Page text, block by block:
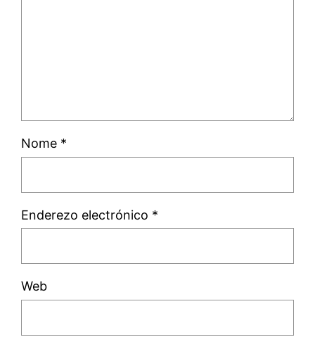
Nome *
Enderezo electrónico *
Web